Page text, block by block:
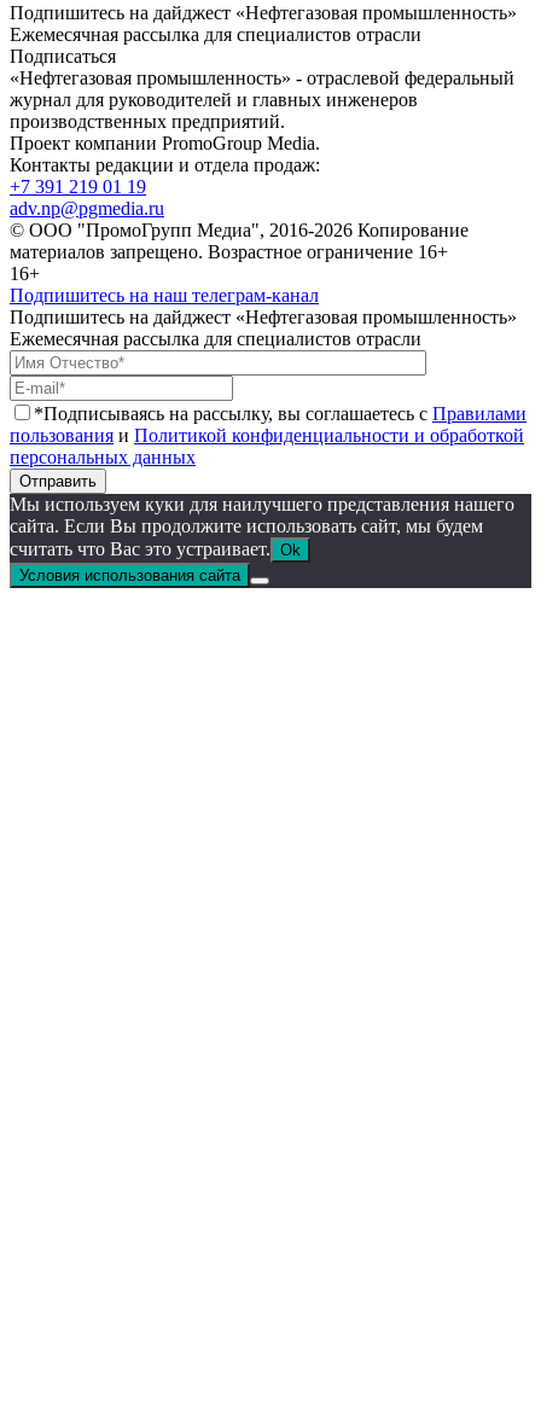
Подпишитесь на дайджест «Нефтегазовая промышленность»
Ежемесячная рассылка для специалистов отрасли
Подписаться
«Нефтегазовая промышленность» - отраслевой федеральный
журнал для руководителей и главных инженеров
производственных предприятий.
Проект компании PromoGroup Media.
Контакты редакции и отдела продаж:
+7 391 219 01 19
adv.np@pgmedia.ru
© ООО "ПромоГрупп Медиа", 2016-2026 Копирование
материалов запрещено. Возрастное ограничение 16+
16+
Подпишитесь на наш телеграм-канал
Подпишитесь на дайджест «Нефтегазовая промышленность»
Ежемесячная рассылка для специалистов отрасли
*Подписываясь на рассылку, вы соглашаетесь с Правилами
пользования и Политикой конфиденциальности и обработкой
персональных данных
Отправить
Мы используем куки для наилучшего представления нашего
сайта. Если Вы продолжите использовать сайт, мы будем
считать что Вас это устраивает. Ok
Условия использования сайта